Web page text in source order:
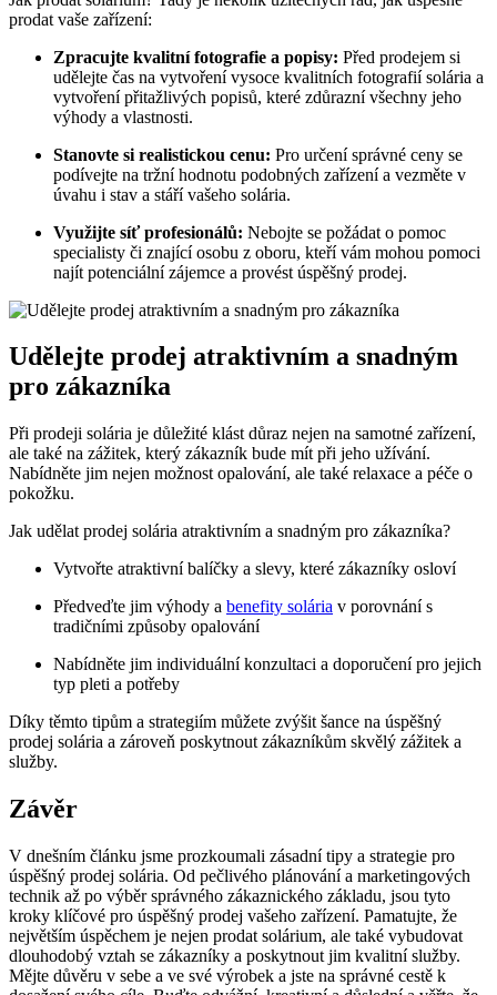
prodat vaše zařízení:
Zpracujte kvalitní fotografie a popisy: Před prodejem si
udělejte čas na vytvoření vysoce kvalitních fotografií solária a
vytvoření přitažlivých popisů, které zdůrazní všechny jeho
výhody a vlastnosti.
Stanovte si realistickou cenu: Pro určení správné ceny se
podívejte na tržní hodnotu podobných zařízení a vezměte v
úvahu i stav a stáří vašeho solária.
Využijte síť profesionálů: Nebojte se požádat o pomoc
specialisty či znající osobu z oboru, kteří vám mohou pomoci
najít potenciální zájemce a provést úspěšný prodej.
Udělejte prodej atraktivním a snadným
pro zákazníka
Při prodeji solária je důležité klást důraz nejen na samotné zařízení,
ale také na zážitek, který zákazník bude mít při jeho užívání.
Nabídněte jim nejen možnost opalování, ale také relaxace a péče o
pokožku.
Jak udělat prodej solária atraktivním a snadným pro zákazníka?
Vytvořte atraktivní balíčky a slevy, které zákazníky osloví
Předveďte jim výhody a benefity solária v porovnání s
tradičními způsoby opalování
Nabídněte jim individuální konzultaci a doporučení pro jejich
typ pleti a potřeby
Díky těmto tipům a strategiím můžete zvýšit šance na úspěšný
prodej solária a zároveň poskytnout zákazníkům skvělý zážitek a
služby.
Závěr
V dnešním článku jsme prozkoumali zásadní tipy a strategie pro
úspěšný prodej solária. Od pečlivého plánování a marketingových
technik až po výběr správného zákaznického základu, jsou tyto
kroky klíčové pro úspěšný prodej vašeho zařízení. Pamatujte, že
největším úspěchem je nejen prodat solárium, ale také vybudovat
dlouhodobý vztah se zákazníky a poskytnout jim kvalitní služby.
Mějte důvěru v sebe a ve své výrobek a jste na správné cestě k